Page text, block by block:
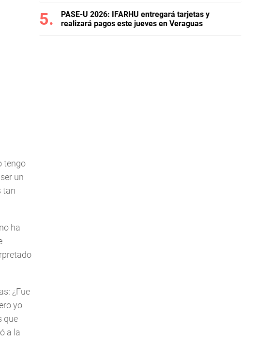
tengo
un
tan
ha
¿Fue
yo
que
a la
PASE-U 2026: IFARHU entregará tarjetas y
realizará pagos este jueves en Veraguas